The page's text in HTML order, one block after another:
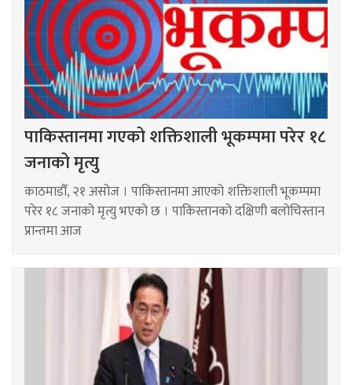
पाकिस्तानमा गएको शक्तिशाली भूकम्पमा परेर १८
जनाको मृत्यु
काठमाडौँ, २१ असोज । पाकिस्तानमा आएको शक्तिशाली भूकम्पमा
परेर १८ जनाको मृत्यु भएको छ । पाकिस्तानको दक्षिणी बलोचिस्तान
प्रान्तमा आज